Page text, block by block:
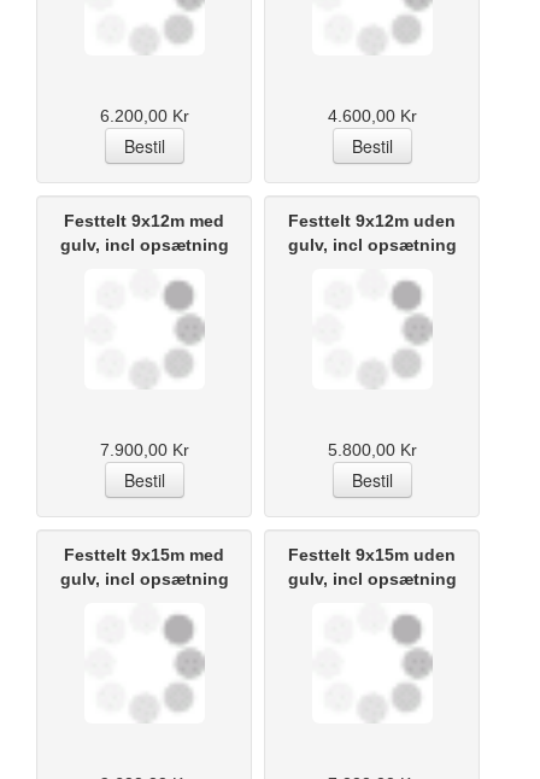
6.200,00 Kr 4.600,00 Kr
Festtelt 9x12m med
gulv, incl opsætning
7.900,00 Kr
Festtelt 9x12m uden
gulv, incl opsætning
5.800,00 Kr
Festtelt 9x15m med
gulv, incl opsætning
Festtelt 9x15m uden
gulv, incl opsætning